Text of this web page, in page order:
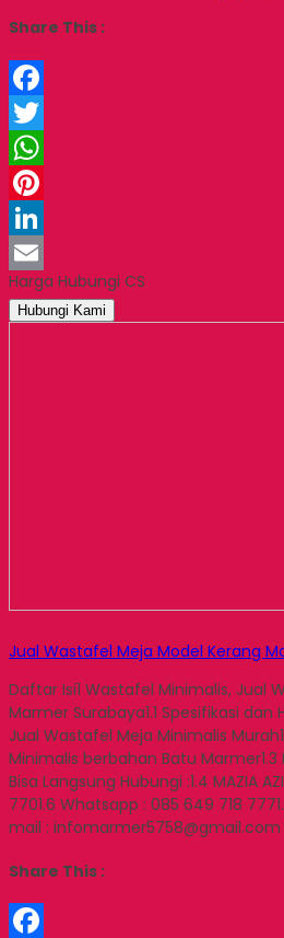
Share This :
Facebook
Twitter
WhatsApp
Pinterest
LinkedIn
Email
Harga Hubungi CS
Hubungi Kami
Jual Wastafel Meja Model Kerang
Daftar Isi1 Wastafel Minimalis, Jual
Marmer Surabaya1.1 Spesifikasi
Jual Wastafel Meja Minimalis
Minimalis berbahan Batu
Bisa Langsung Hubungi :1.4 MAZIA
7701.6 Whatsapp : 085 649 718
mail :
Share This :